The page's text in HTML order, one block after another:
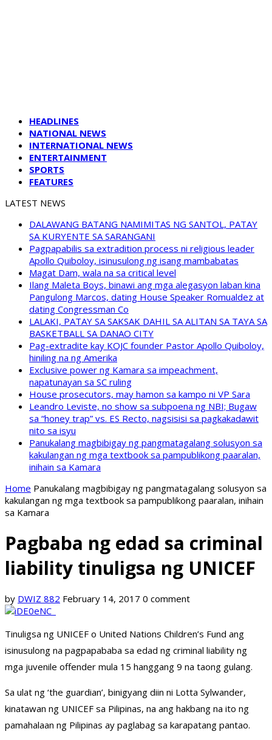
HEADLINES
NATIONAL NEWS
INTERNATIONAL NEWS
ENTERTAINMENT
SPORTS
FEATURES
LATEST NEWS
DALAWANG BATANG NAMIMITAS NG SANTOL, PATAY
SA KURYENTE SA SARANGANI
Pagpapabilis sa extradition process ni religious leader
Apollo Quiboloy, isinusulong ng isang mambabatas
Magat Dam, wala na sa critical level
Ilang Maleta Boys, binawi ang mga alegasyon laban kina
Pangulong Marcos, dating House Speaker Romualdez at
dating Congressman Co
LALAKI, PATAY SA SAKSAK DAHIL SA ALITAN SA TAYA SA
BASKETBALL SA DANAO CITY
Pag-extradite kay KOJC founder Pastor Apollo Quiboloy,
hiniling na ng Amerika
Exclusive power ng Kamara sa impeachment,
napatunayan sa SC ruling
House prosecutors, may hamon sa kampo ni VP Sara
Leandro Leviste, no show sa subpoena ng NBI; Bugaw
sa “honey trap” vs. ES Recto, nagsisisi sa pagkakadawit
nito sa isyu
Panukalang magbibigay ng pangmatagalang solusyon sa
kakulangan ng mga textbook sa pampublikong paaralan,
inihain sa Kamara
Home Panukalang magbibigay ng pangmatagalang solusyon sa
kakulangan ng mga textbook sa pampublikong paaralan, inihain
sa Kamara
Pagbaba ng edad sa criminal
liability tinuligsa ng UNICEF
by DWIZ 882 February 14, 2017 0 comment
Tinuligsa ng UNICEF o United Nations Children’s Fund ang
isinusulong na pagpapababa sa edad ng criminal liability ng
mga juvenile offender mula 15 hanggang 9 na taong gulang.
Sa ulat ng ‘the guardian’, binigyang diin ni Lotta Sylwander,
kinatawan ng UNICEF sa Pilipinas, na ang hakbang na ito ng
pamahalaan ng Pilipinas ay paglabag sa karapatang pantao.